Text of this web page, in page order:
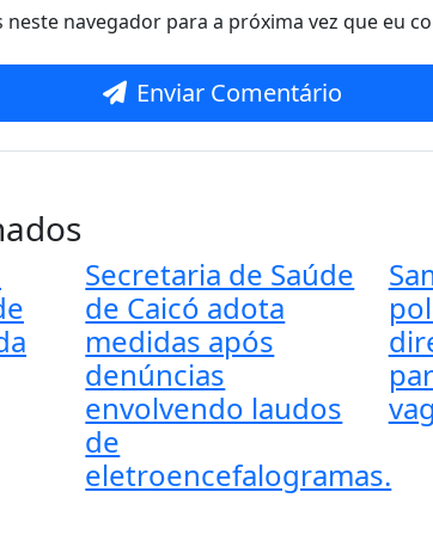
neste navegador para a próxima vez que eu
Enviar Comentário
Secretaria de Saúde
de Caicó adota
medidas após
denúncias
envolvendo laudos
de
eletroencefalogramas.